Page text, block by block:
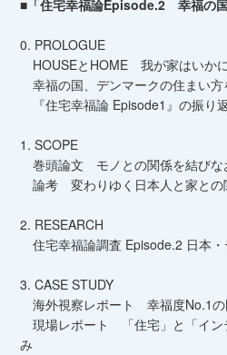
■「住宅幸福論Episode.2 幸福の
0. PROLOGUE
HOUSEとHOME 我が家はいか
幸福の国、デンマークの住まい方
『住宅幸福論 Episode1』の振り
1. SCOPE
巻頭論文 モノとの関係を結びな
論考 変わりゆく日本人と家との
2. RESEARCH
住宅幸福論調査 Episode.2 日本
3. CASE STUDY
海外視察レポート 幸福度No.1の
現場レポート 「住宅」と「イン
み